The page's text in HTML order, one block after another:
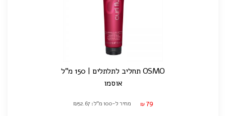
OSMO תחליב לתלתלים | 150 מ"ל
אוסמו
₪ 79 מחיר ל-100 מ"ל: ₪52.67